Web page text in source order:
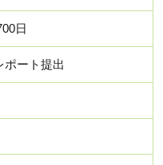
日
ポート提出